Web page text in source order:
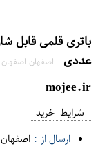
عددی
اصفهان اصفهان
mojee.ir
شرایط خرید
ارسال از : اصفهان